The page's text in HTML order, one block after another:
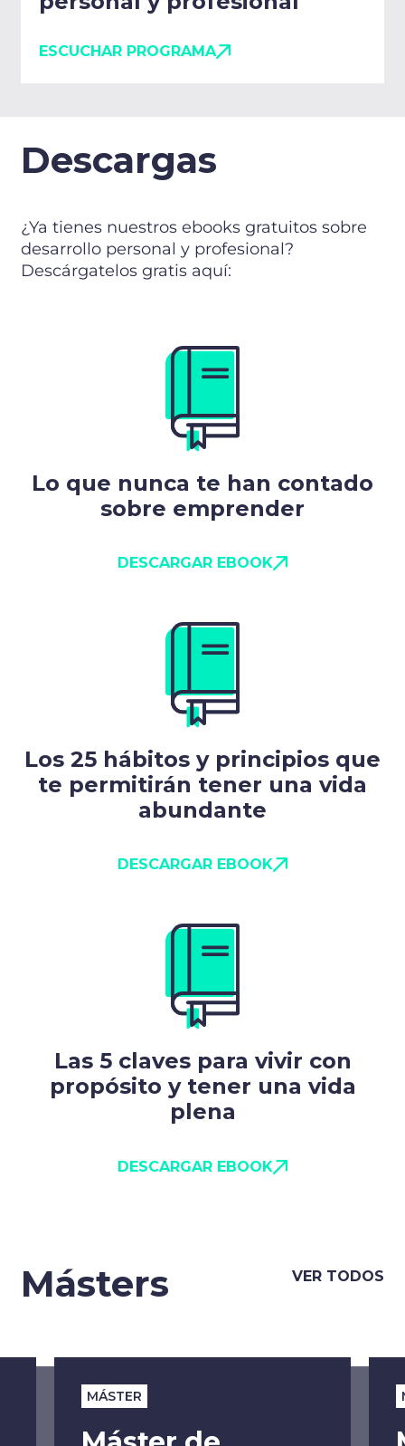
ESCUCHAR PROGRAMA
Descargas
¿Ya tienes nuestros ebooks gratuitos sobre
desarrollo personal y profesional?
Descárgatelos gratis aquí:
Lo que nunca te han contado
sobre emprender
DESCARGAR EBOOK
Los 25 hábitos y principios que
te permitirán tener una vida
abundante
DESCARGAR EBOOK
Las 5 claves para vivir con
propósito y tener una vida
plena
DESCARGAR EBOOK
Másters VER TODOS
MÁSTER